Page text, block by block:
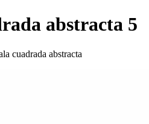
abstracta 5
cuadrada abstracta